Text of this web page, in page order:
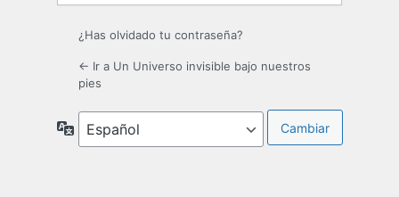
¿Has olvidado tu contraseña?
← Ir a Un Universo invisible bajo nuestros
pies
Idioma